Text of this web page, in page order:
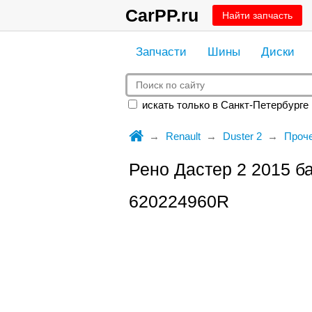
CarPP.ru Найти запчасть
Запчасти Шины Диски
искать только в Санкт-Петербурге
Renault Duster 2
Рено Дастер 2 2015
620224960R